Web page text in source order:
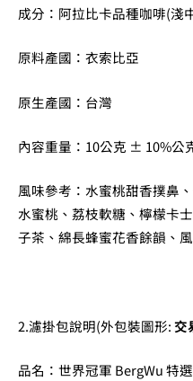
成分：阿拉比卡品種咖啡(淺
原料產國：衣索比亞
原生產國：台灣
內容重量：10公克 ± 10%公
風味參考：水蜜桃甜香撲鼻
水蜜桃、荔枝軟糖、檸檬卡
子茶、綿長蜂蜜花香餘韻、
2.濾掛包說明(外包裝圖形:交
品名：世界冠軍 BergWu 特